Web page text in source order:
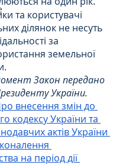
та користувачі
ділянок не несуть
за
земельної
Закон передано
України.
внесення змін до
кодексу України та
актів України
на період дії